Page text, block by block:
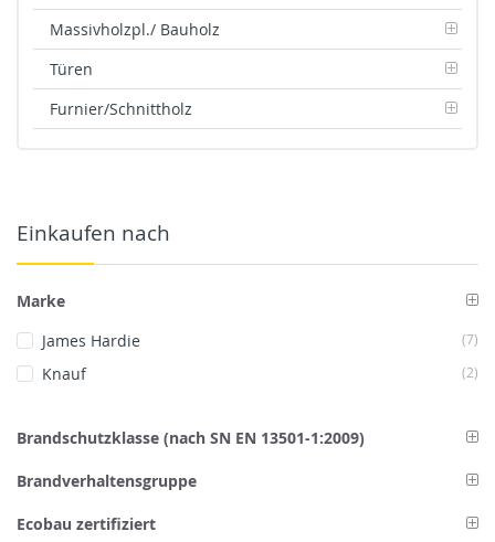
Massivholzpl./ Bauholz
Türen
Furnier/Schnittholz
Einkaufen nach
Marke
James Hardie
7
Knauf
2
Brandschutzklasse (nach SN EN 13501-1:2009)
Brandverhaltensgruppe
Ecobau zertifiziert